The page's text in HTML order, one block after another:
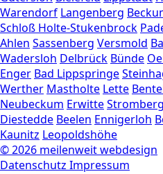
Warendorf Langenberg
Schloß Holte-Stukenbrock
Ahlen Sassenberg Versmold
Wadersloh Delbrück Bünde
Enger Bad Lippspringe
Werther Mastholte Lette
Neubeckum ErwitteStromberg
Diestedde Beelen Ennigerloh
Kaunitz Leopoldshöhe
© 2026 meilenweit webdesign
Datenschutz Impressum